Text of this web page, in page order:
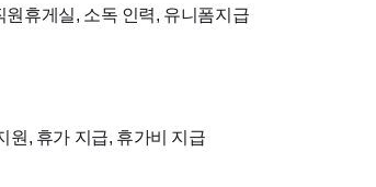
님들과 털털한 원장님이 모여 즐겁게 진료하는 곳입
은 바로 함께 일하는 선생님들과 원장님의 성격입니
휴게실, 소독 인력, 유니폼지급
원, 휴가 지급, 휴가비 지급